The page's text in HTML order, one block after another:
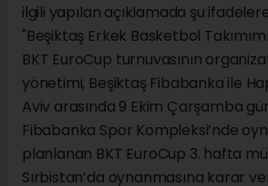
ilgili yapılan açıklamada şu
"Beşiktaş Erkek Basketbol
BKT EuroCup turnuvasının
yönetimi, Beşiktaş Fibabanka ile
Aviv arasında 9 Ekim Çarşamba
Fibabanka Spor Kompleksi’nde
planlanan BKT EuroCup 3. hafta
Sırbistan’da oynanmasına karar